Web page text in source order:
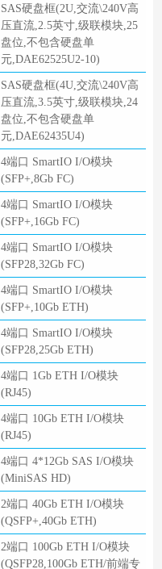
SAS硬盘框(2U,交流\240V高
压直流,2.5英寸,级联模块,25
盘位,不包含硬盘单
元,DAE62525U2-10)
SAS硬盘框(4U,交流\240V高
压直流,3.5英寸,级联模块,24
盘位,不包含硬盘单
元,DAE62435U4)
4端口 SmartIO I/O模块
(SFP+,8Gb FC)
4端口 SmartIO I/O模块
(SFP+,16Gb FC)
4端口 SmartIO I/O模块
(SFP28,32Gb FC)
4端口 SmartIO I/O模块
(SFP+,10Gb ETH)
4端口 SmartIO I/O模块
(SFP28,25Gb ETH)
4端口 1Gb ETH I/O模块
(RJ45)
4端口 10Gb ETH I/O模块
(RJ45)
4端口 4*12Gb SAS I/O模块
(MiniSAS HD)
2端口 40Gb ETH I/O模块
(QSFP+,40Gb ETH)
2端口 100Gb ETH I/O模块
(QSFP28,100Gb ETH/前端专